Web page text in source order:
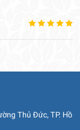
Thủ Đức, TP. Hồ